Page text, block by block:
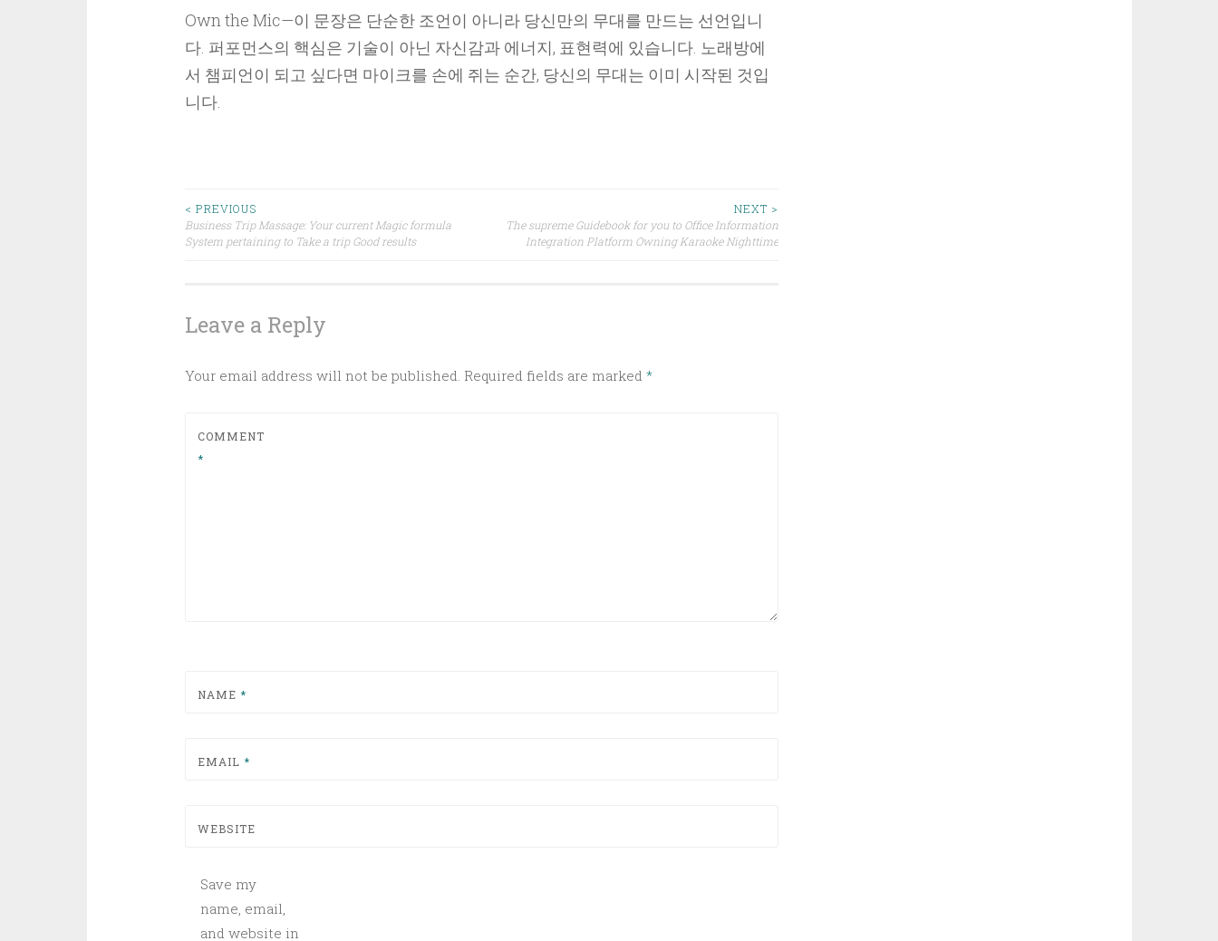
Own the Mic—이 문장은 단순한 조언이 아니라 당신만의 무대를 만드는 선언입니
다. 퍼포먼스의 핵심은 기술이 아닌 자신감과 에너지, 표현력에 있습니다. 노래방에
서 챔피언이 되고 싶다면 마이크를 손에 쥐는 순간, 당신의 무대는 이미 시작된 것입
니다.
Post
< PREVIOUS
Business Trip Massage: Your current Magic formula
System pertaining to Take a trip Good results
NEXT >
The supreme Guidebook for you to Office Information
Integration Platform Owning Karaoke Nighttime
Leave a Reply
Your email address will not be published. Required fields are marked *
COMMENT
*
NAME *
EMAIL *
WEBSITE
Save my
name, email,
and website in